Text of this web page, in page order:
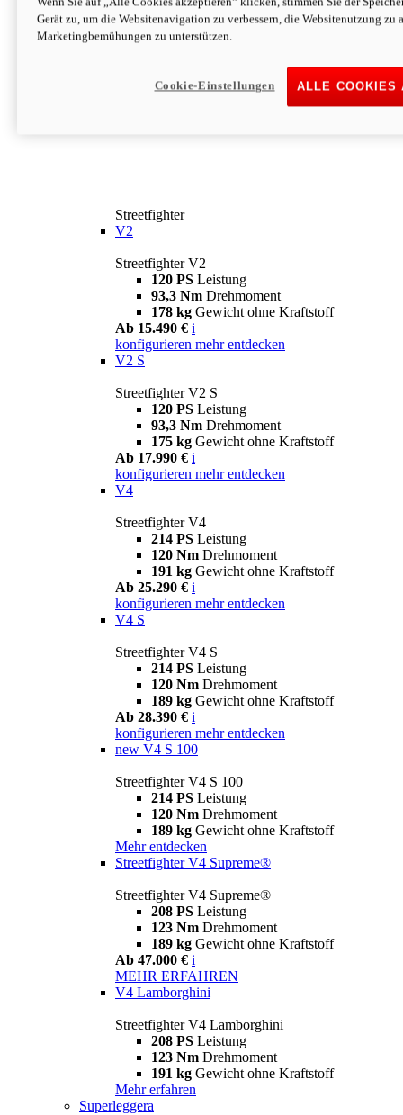
Streetfighter
V2
Streetfighter V2
120 PS Leistung
93,3 Nm Drehmoment
178 kg Gewicht ohne Kraftstoff
Ab 15.490 € i
konfigurieren mehr entdecken
V2 S
Streetfighter V2 S
120 PS Leistung
93,3 Nm Drehmoment
175 kg Gewicht ohne Kraftstoff
Ab 17.990 € i
konfigurieren mehr entdecken
V4
Streetfighter V4
214 PS Leistung
120 Nm Drehmoment
191 kg Gewicht ohne Kraftstoff
Ab 25.290 € i
konfigurieren mehr entdecken
V4 S
Streetfighter V4 S
214 PS Leistung
120 Nm Drehmoment
189 kg Gewicht ohne Kraftstoff
Ab 28.390 € i
konfigurieren mehr entdecken
new V4 S 100
Streetfighter V4 S 100
214 PS Leistung
120 Nm Drehmoment
189 kg Gewicht ohne Kraftstoff
Mehr entdecken
Streetfighter V4 Supreme®
Streetfighter V4 Supreme®
208 PS Leistung
123 Nm Drehmoment
189 kg Gewicht ohne Kraftstoff
Ab 47.000 € i
MEHR ERFAHREN
V4 Lamborghini
Streetfighter V4 Lamborghini
208 PS Leistung
123 Nm Drehmoment
191 kg Gewicht ohne Kraftstoff
Mehr erfahren
Superleggera
Gerät zu, um die Websitenavigation zu verbessern, die Websitenutzung zu
Marketingbemühungen zu unterstützen.
ALLE COOKIES
Cookie-Einstellungen